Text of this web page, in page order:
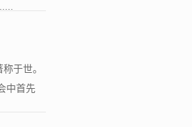
于世。
中首先